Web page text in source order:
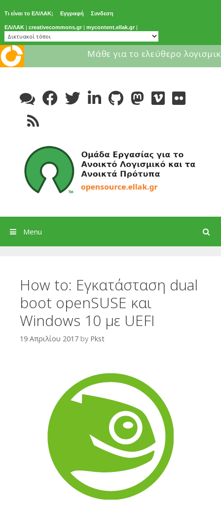
Τι είναι το ΕΛ/ΛΑΚ; Εγγραφή Συνδεση
ΕΛ/ΛΑΚ | creativecommons.gr | mycontent.ellak.gr |
Μάθε για το ελεύθερο
content
Search
Menu
How to: Εγκατάσταση dual
boot openSUSE και
Windows 10 με UEFI
19 Απριλίου 2017 by Pkst